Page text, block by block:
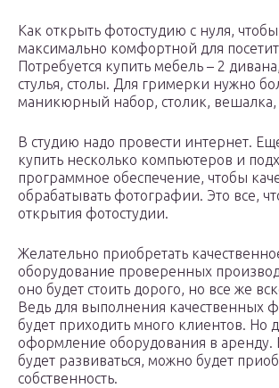
Как открыть фотостудию с нуля,
максимально комфортной для
Потребуется купить мебель – 2
стулья, столы. Для гримерки нужно
маникюрный набор, столик, вешалка,
В студию надо провести интернет.
купить несколько компьютеров и
программное обеспечение, чтобы
обрабатывать фотографии. Это все,
открытия фотостудии.
Желательно приобретать
оборудование проверенных
оно будет стоить дорого, но все же
Ведь для выполнения качественных
будет приходить много клиентов. Но
оформление оборудования в аренду.
будет развиваться, можно будет
собственность.